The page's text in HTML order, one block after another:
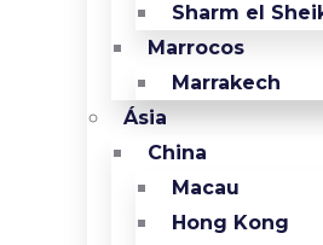
Sharm el
Marrocos
Marrakech
Ásia
China
Macau
Hong Kong